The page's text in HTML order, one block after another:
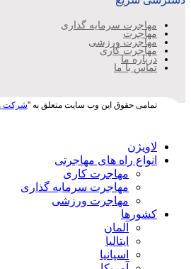
مهاجرت سرمایه گذاری
مهاجرت
مهاجرت ورزشی
مهاجرت کاری
درباره ما
تماس با ما
تمامی حقوق این وب سایت متعلق به "شرکت
لاویژن
انواع راه های مهاجرتی
مهاجرت کاری
مهاجرت سرمایه گذاری
مهاجرت ورزشی
کشورها
آلمان
ایتالیا
اسپانیا